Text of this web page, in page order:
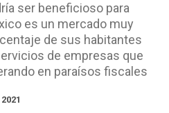
ser beneficioso para
es un mercado muy
de sus habitantes
de empresas que
en paraísos fiscales